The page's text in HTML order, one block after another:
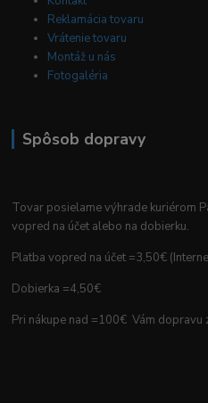
Reklamácia tovaru
Vrátenie tovaru
Montáž u nás
Fotogaléria
Spôsob dopravy
Tovar posielame výhrade kuriérom
vopred na účet alebo na dobierku.
Platba vopred na účet =3,50€
Dobierka =4,50€
Pri nákupe nad =100€ Vám dopravu